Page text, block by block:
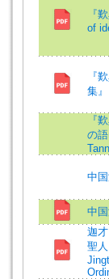
『
of
『
集
『
の
中
中
迦
聖